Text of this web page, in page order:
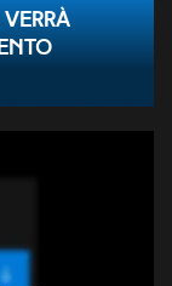
verrà